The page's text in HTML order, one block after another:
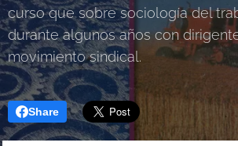
curso que sobre sociología del
durante algunos años con
movimiento sindical.
Share